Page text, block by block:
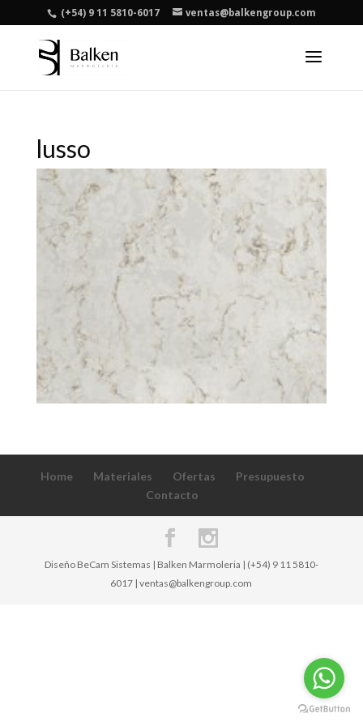
(+54) 9 11 5810-6017 ventas@balkengroup.com
lusso
Home Materiales Ofertas
Presupuesto
Contacto
Diseño BeCam Sistemas | Balken Marmoleria | (+54) 9 11 5810-
6017 | ventas@balkengroup.com